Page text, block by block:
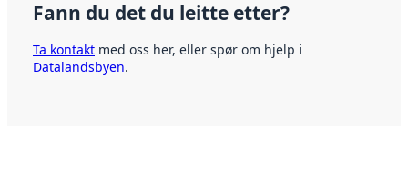
Fann du det du leitte etter?
Ta kontakt med oss her, eller spør om hjelp i
Datalandsbyen.